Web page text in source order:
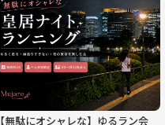
【無駄にオシャレな】ゆるラン会